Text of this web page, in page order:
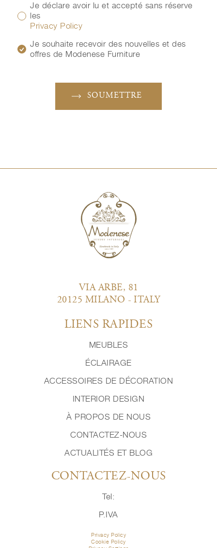
Je déclare avoir lu et accepté sans réserve
les
Privacy Policy
Je souhaite recevoir des nouvelles et des
offres de Modenese Furniture
SOUMETTRE
VIA ARBE, 81
20125 MILANO - ITALY
LIENS RAPIDES
MEUBLES
ÉCLAIRAGE
ACCESSOIRES DE DÉCORATION
INTERIOR DESIGN
À PROPOS DE NOUS
CONTACTEZ-NOUS
ACTUALITÉS ET BLOG
CONTACTEZ-NOUS
Tel:
P.IVA
Privacy Policy
Cookie Policy